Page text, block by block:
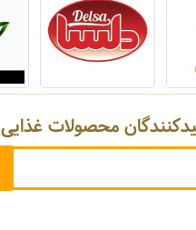
محصولات غذایی